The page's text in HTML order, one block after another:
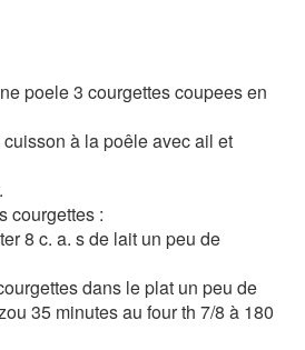
poele 3 courgettes coupees en
à la poêle avec ail et
courgettes :
8 c. a. s de lait un peu de
dans le plat un peu de
35 minutes au four th 7/8 à 180